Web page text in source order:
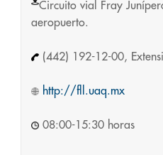
Circuito vial Fray
aeropuerto.
(442) 192-12-00,
http://fll.uaq.mx
08:00-15:30 horas